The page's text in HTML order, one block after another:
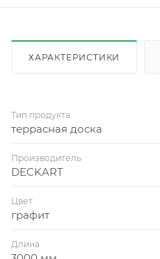
ХАРАКТЕРИСТИКИ
Тип продукта
террасная доска
Производитель
DECKART
Цвет
графит
Длина